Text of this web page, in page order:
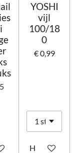
YOSHI
vijl
100/18
0
€ 0,99
Houd mij op